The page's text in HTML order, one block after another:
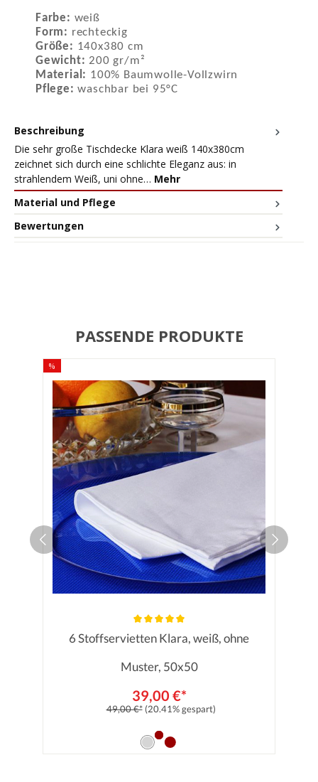
Farbe: weiß
Form: rechteckig
Größe: 140x380 cm
Gewicht:200 gr/m²
Material: 100% Baumwolle-Vollzwirn
Pflege:waschbar bei 95°C
Beschreibung
Die sehr große Tischdecke Klara weiß 140x380cm
zeichnet sich durch eine schlichte Eleganz aus: in
strahlendem Weiß, uni ohne… Mehr
Material und Pflege
Bewertungen
PASSENDE PRODUKTE
%
Durchschnittliche Bewertung von 5
6 Stoffservietten Klara, weiß, ohne
Muster, 50x50
39,00 €*
49,00 €* (20.41% gespart)